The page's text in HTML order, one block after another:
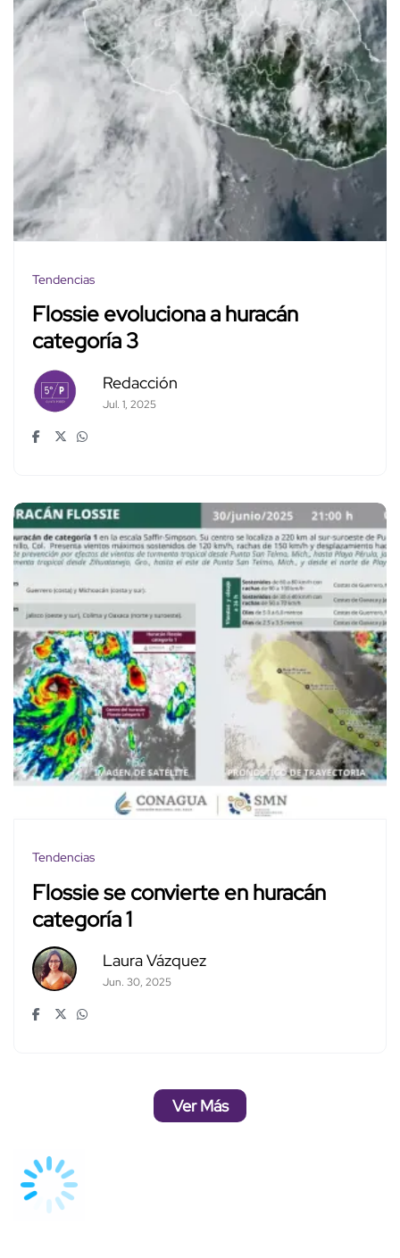
Tendencias
Flossie evoluciona a huracán
categoría 3
Redacción
Jul. 1, 2025
Tendencias
Flossie se convierte en huracán
categoría 1
Laura Vázquez
Jun. 30, 2025
Ver Más